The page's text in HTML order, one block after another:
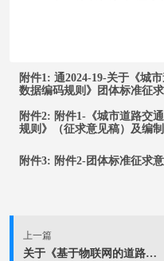
中
附件1: 通2024-19-关于《城
数据编码规则》团体标准征
附件2: 附件1-《城市道路交
规则》（征求意见稿）及编
附件3: 附件2-团体标准征求
上一篇
关于《基于物联网的道路交通安全设备通信协议第1部分：总则》等5项团体标准征求意见的通知